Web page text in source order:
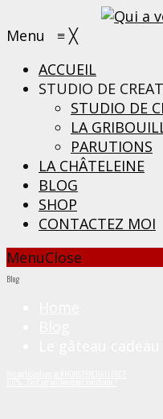
Menu ≡ ╳
ACCUEIL
STUDIO DE
STUDIO DE
LA
PARUTIONS
LA CHÂTELEINE
BLOG
SHOP
CONTACTEZ MOI
MenuClose
Blog